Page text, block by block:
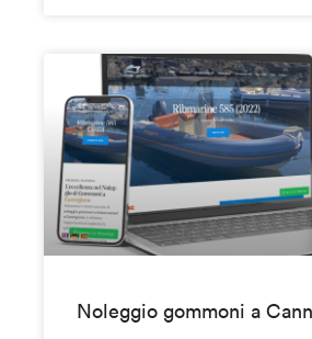
Noleggio gommoni a